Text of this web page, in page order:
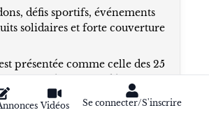
Vidéos Se connecter/S'inscrire
défis sportifs, événements
solidaires et forte couverture
présentée comme celle des 25
tout en étant aussi décrite
opération de solidarité.